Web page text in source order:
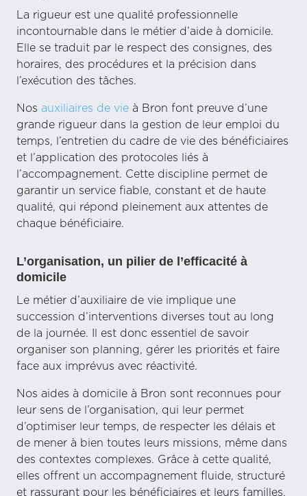
La rigueur est une qualité professionnelle
incontournable dans le métier d’aide à domicile.
Elle se traduit par le respect des consignes, des
horaires, des procédures et la précision dans
l’exécution des tâches.
Nos auxiliaires de vie à Bron font preuve d’une
grande rigueur dans la gestion de leur emploi du
temps, l’entretien du cadre de vie des bénéficiaires
et l’application des protocoles liés à
l’accompagnement. Cette discipline permet de
garantir un service fiable, constant et de haute
qualité, qui répond pleinement aux attentes de
chaque bénéficiaire.
L’organisation, un pilier de l’efficacité à
domicile
Le métier d’auxiliaire de vie implique une
succession d’interventions diverses tout au long
de la journée. Il est donc essentiel de savoir
organiser son planning, gérer les priorités et faire
face aux imprévus avec réactivité.
Nos aides à domicile à Bron sont reconnues pour
leur sens de l’organisation, qui leur permet
d’optimiser leur temps, de respecter les délais et
de mener à bien toutes leurs missions, même dans
des contextes complexes. Grâce à cette qualité,
elles offrent un accompagnement fluide, structuré
et rassurant pour les bénéficiaires et leurs familles.